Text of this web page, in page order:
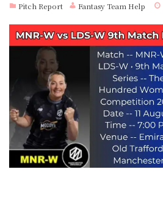
Pitch Report Fantasy Team Help